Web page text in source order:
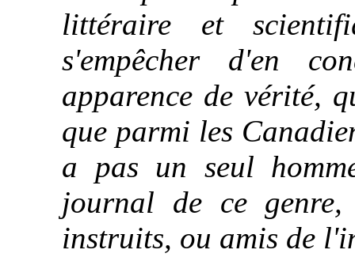
littéraire et
s'empêcher d'en
apparence de vérité,
que parmi les
a pas un seul
journal de ce genre,
instruits, ou amis de